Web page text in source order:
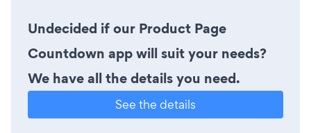
Undecided if our Product Page
Countdown app will suit your needs?
We have all the details you need.
See the details